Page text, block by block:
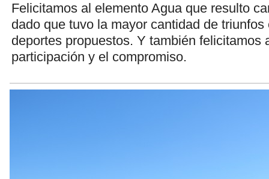
Felicitamos al elemento Agua que resulto
dado que tuvo la mayor cantidad de
deportes propuestos. Y también felicitamos
participación y el compromiso.